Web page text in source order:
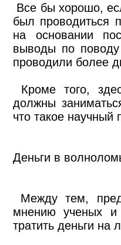
Все бы хорошо,
был проводиться
на основании
выводы по поводу
проводили более
Кроме того,
должны
что такое научный
Деньги в
Между тем,
мнению ученых и
тратить деньги на